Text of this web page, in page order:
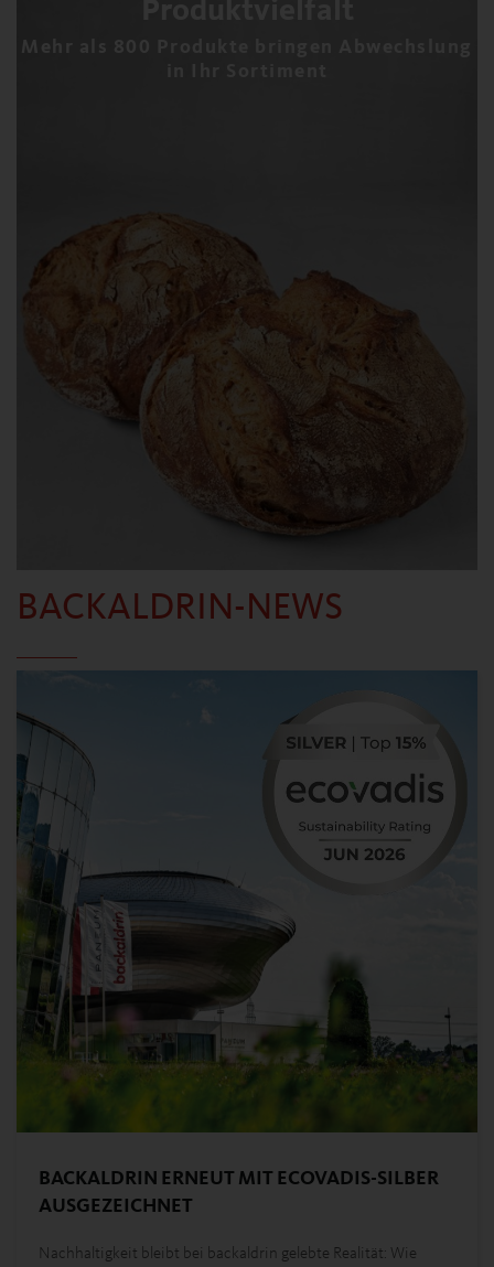
BACKALDRIN-NEWS
BACKALDRIN ERNEUT MIT ECOVADIS-SILBER
AUSGEZEICHNET
Nachhaltigkeit bleibt bei backaldrin gelebte Realität: Wie